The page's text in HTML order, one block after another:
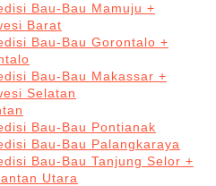
Bau-Bau Mamuju +
Barat
Bau-Bau Gorontalo +
Bau-Bau Makassar +
Selatan
Bau-Bau Pontianak
Bau-Bau Palangkaraya
Bau-Bau Tanjung Selor +
Utara